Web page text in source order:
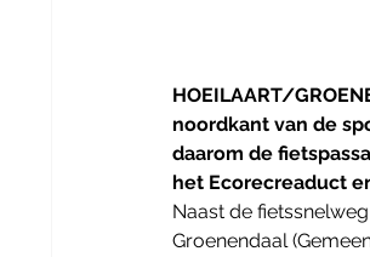
HOEILAART/
noordkant van de
daarom de
het Ecorecreaduct
Naast de
Groenendaal